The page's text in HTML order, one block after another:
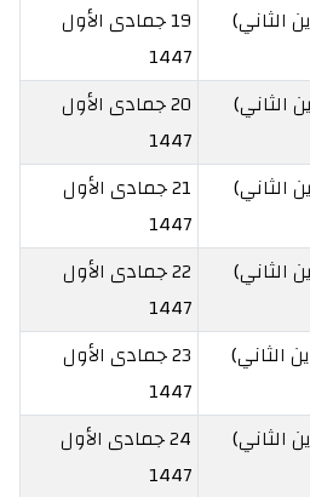
الثاني)
19 جمادى الأول
1447
الثاني)
20 جمادى الأول
1447
الثاني)
21 جمادى الأول
1447
الثاني)
22 جمادى الأول
1447
الثاني)
23 جمادى الأول
1447
الثاني)
24 جمادى الأول
1447